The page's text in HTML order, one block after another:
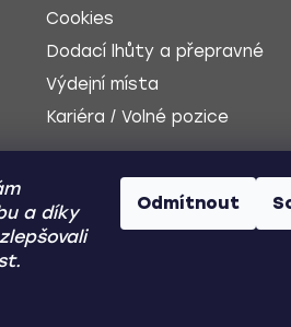
a díky
Odmítnout
Cookies
Dodací lhůty a přepravné
Výdejní místa
Kariéra / Volné pozice